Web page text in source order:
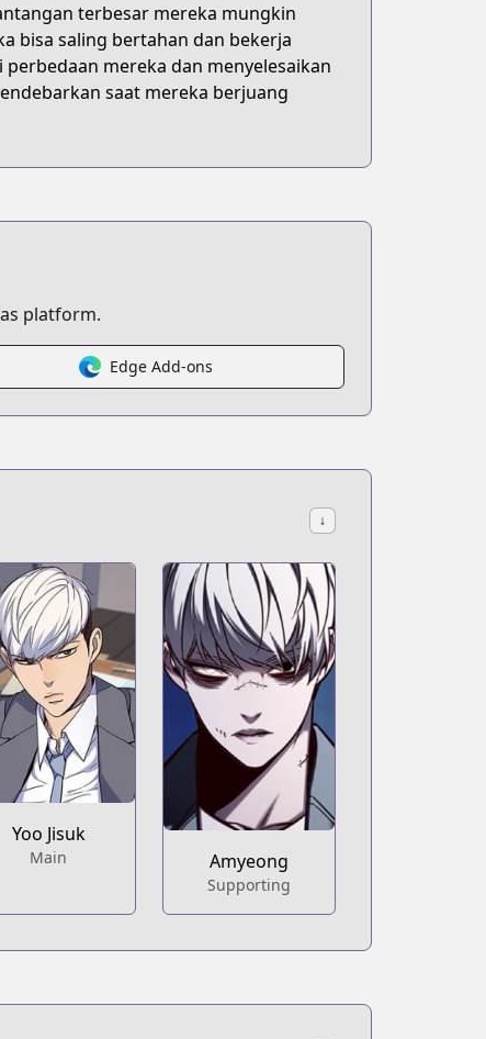
terbesar mereka mungkin
bisa saling bertahan dan bekerja
mereka dan menyelesaikan
saat mereka berjuang
platform.
Edge Add-ons
↓
Yoo Jisuk
Main Amyeong
Supporting